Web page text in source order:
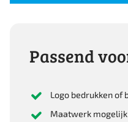
Passend
Logo bedrukken of
Maatwerk mogelijk